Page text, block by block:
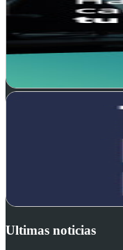
Ultimas noticias